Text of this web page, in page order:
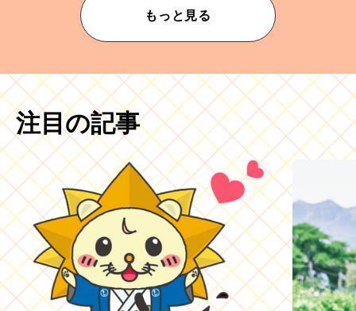
もっと見る
注目の記事